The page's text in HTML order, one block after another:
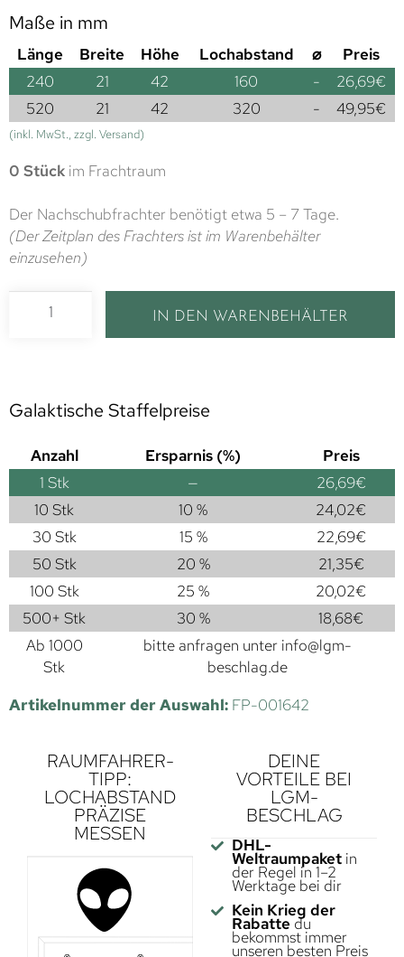
Maße in mm
Länge Breite Höhe Lochabstand ⌀
Preis
240
21 42 160 - 26,69€
520
21 42 320 - 49,95€
(inkl. MwSt., zzgl. Versand)
0 Stück im Frachtraum
Der Nachschubfrachter benötigt etwa 5 – 7 Tage.
(Der Zeitplan des Frachters ist im Warenbehälter
einzusehen)
IN DEN WARENBEHÄLTER
Galaktische Staffelpreise
Anzahl Ersparnis (%)
Preis
1 Stk — 26,69€
10 Stk
10 % 24,02€
30 Stk
15 % 22,69€
50 Stk
20 % 21,35€
100 Stk
25 % 20,02€
500+ Stk
30 % 18,68€
Ab 1000
Stk
bitte anfragen unter info@lgm-
beschlag.de
Artikelnummer der Auswahl: FP-001642
RAUMFAHRER-
TIPP:
LOCHABSTAND
PRÄZISE
MESSEN
DEINE
VORTEILE BEI
LGM-
BESCHLAG
DHL-
Weltraumpaketin
der Regel in 1–2
Werktage bei dir
Kein Krieg der
Rabatte du
bekommst immer
unseren besten Preis